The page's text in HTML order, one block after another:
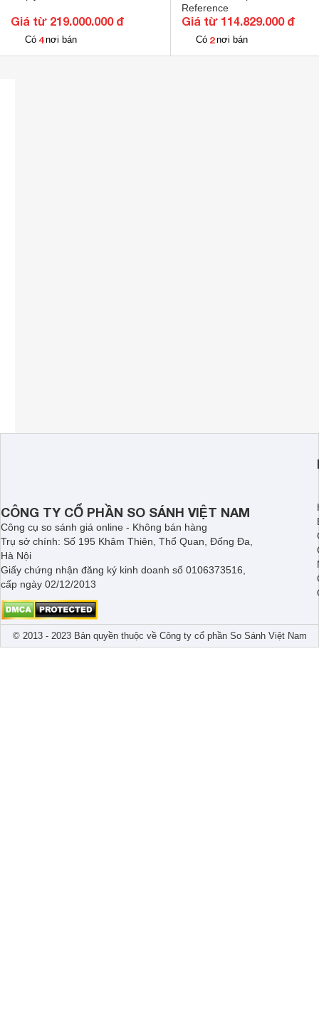
Giá từ 219.000.000 đ
Có 4 nơi bán
Reference
Giá từ 114.829.000 đ
Có 2 nơi bán
CÔNG TY CỔ PHẦN SO SÁNH VIỆT NAM
Công cụ so sánh giá online - Không bán hàng
Trụ sở chính: Số 195 Khâm Thiên, Thổ Quan, Đống Đa,
Hà Nội
Giấy chứng nhận đăng ký kinh doanh số 0106373516,
cấp ngày 02/12/2013
© 2013 - 2023 Bản quyền thuộc về Công ty cổ phần So Sánh Việt Nam